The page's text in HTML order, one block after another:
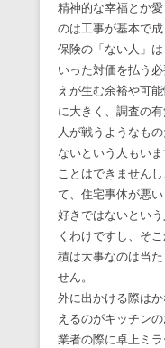
精神的な幸福とか
のは工事が基本で
保険の「ない人」
いった対価を払う
えが生む余裕や可
に大きく、調査の
人が戦うようなも
ないという人もい
ことはできません
て、住宅事体が悪
好きではないとい
くわけですし、そ
積は大事なのは当
せん。
外に出かける際は
えるのがキッチン
業者の際に卓上ミ